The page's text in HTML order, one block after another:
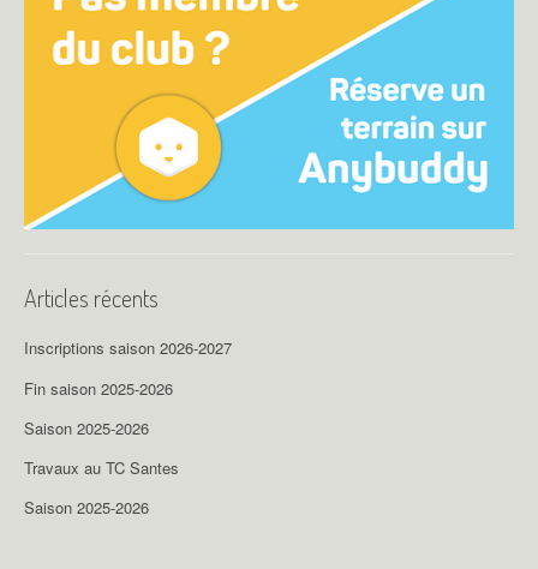
Articles récents
Inscriptions saison 2026-2027
Fin saison 2025-2026
Saison 2025-2026
Travaux au TC Santes
Saison 2025-2026